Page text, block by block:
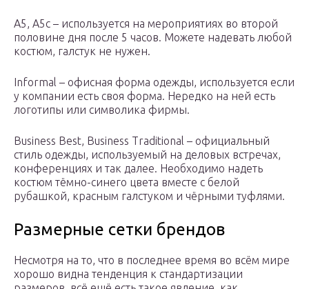
А5, А5с – используется на мероприятиях во второй
половине дня после 5 часов. Можете надевать любой
костюм, галстук не нужен.
Informal – офисная форма одежды, используется если
у компании есть своя форма. Нередко на ней есть
логотипы или символика фирмы.
Business Best, Business Traditional – официальный
стиль одежды, используемый на деловых встречах,
конференциях и так далее. Необходимо надеть
костюм тёмно-синего цвета вместе с белой
рубашкой, красным галстуком и чёрными туфлями.
Размерные сетки брендов
Несмотря на то, что в последнее время во всём мире
хорошо видна тенденция к стандартизации